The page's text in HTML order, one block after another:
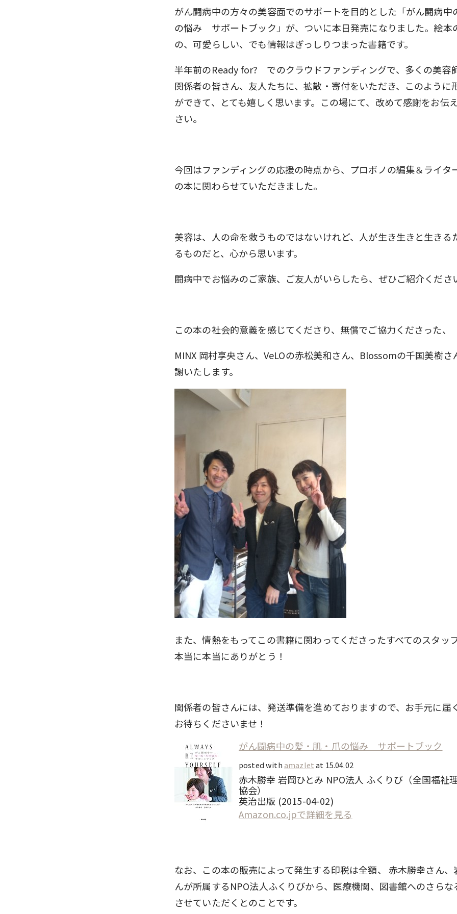
がん闘病中の方々の美容面でのサポートを目的とした「がん闘病中
の悩み サポートブック」が、ついに本日発売になりました。絵本
の、可愛らしい、でも情報はぎっしりつまった書籍です。
半年前のReady for? でのクラウドファンディングで、多くの美容
関係者の皆さん、友人たちに、拡散・寄付をいただき、このように
ができて、とても嬉しく思います。この場にて、改めて感謝をお伝
さい。
今回はファンディングの応援の時点から、プロボノの編集＆ライタ
の本に関わらせていただきました。
美容は、人の命を救うものではないけれど、人が生き生きと生きる
るものだと、心から思います。
闘病中でお悩みのご家族、ご友人がいらしたら、ぜひご紹介くださ
この本の社会的意義を感じてくださり、無償でご協力くださった、
MINX 岡村享央さん、VeLOの赤松美和さん、Blossomの千国美樹さ
謝いたします。
また、情熱をもってこの書籍に関わってくださったすべてのスタッ
本当に本当にありがとう！
関係者の皆さんには、発送準備を進めておりますので、お手元に届
お待ちくださいませ！
がん闘病中の髪・肌・爪の悩み サポートブック
posted with amazletat 15.04.02
赤木勝幸 岩岡ひとみ NPO法人 ふくりび（全国福祉
協会）
英治出版 (2015-04-02)
Amazon.co.jpで詳細を見る
なお、この本の販売によって発生する印税は全額、 赤木勝幸さん、
んが所属するNPO法人ふくりびから、医療機関、図書館へのさらな
させていただくとのことです。